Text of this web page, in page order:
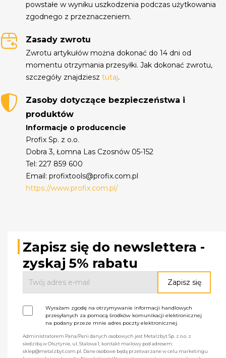
powstałe w wyniku uszkodzenia podczas użytkowania
zgodnego z przeznaczeniem.
Zasady zwrotu
Zwrotu artykułów można dokonać do 14 dni od
momentu otrzymania przesyłki. Jak dokonać zwrotu,
szczegóły znajdziesztutaj.
Zasoby dotyczące bezpieczeństwa i
produktów
Informacje o producencie
Profix Sp. z o.o.
Dobra 3, Łomna Las Czosnów 05-152
Tel: 227 859 600
Email: profixtools@profix.com.pl
https://www.profix.com.pl/
Zapisz się do newslettera -
zyskaj 5% rabatu
Wyrażam zgodę na otrzymywanie informacji handlowych
przesyłanych za pomocą środków komunikacji elektronicznej
na podany przeze mnie adres poczty elektronicznej.
Administratorem Pana/Pani danych osobowych jest Metalzbyt Sp. z o.o. z
siedzibą w Olsztynie, ul. Stalowa 1, kontakt mailowy pod adresem:
sklep@metalzbyt.com.pl. Dane osobowe będą przetwarzane w celu marketingu